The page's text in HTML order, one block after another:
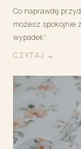
Co naprawdę
możesz spokojnie
wypadek”.
CZYTAJ →